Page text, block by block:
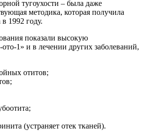
тугоухости – была даже
методика, которая получила
1992 году.
показали высокую
1» и в лечении других заболеваний,
отитов;
(устраняет отек тканей).